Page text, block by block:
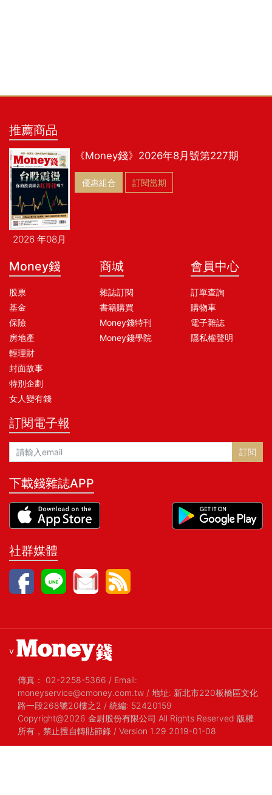
推薦商品
2026 年08月
《Money錢》2026年8月號第227期
優惠組合 訂閱當期
Money錢
股票
基金
保險
房地產
輕理財
封面故事
特別企劃
女人變有錢
商城
雜誌訂閱
書籍購買
Money錢特刊
Money錢學院
會員中心
訂單查詢
購物車
電子雜誌
隱私權聲明
訂閱電子報
訂閱
下載錢雜誌APP
社群媒體
v
傳真： 02-2258-5366 / Email:
moneyservice@cmoney.com.tw / 地址: 新北市220板橋區文化
路一段268號20樓之2 / 統編: 52420159
Copyright@2026 金尉股份有限公司 All Rights Reserved 版權
所有，禁止擅自轉貼節錄 / Version 1.29 2019-01-08